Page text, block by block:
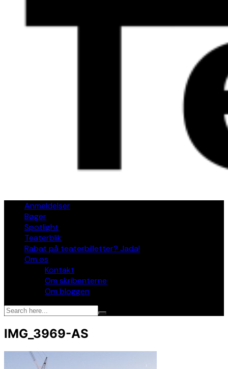
Anmeldelser
Bøger
Spotlight
Teaterblik
Rabat på teaterbilletter? Jada!
Om os
Kontakt
Om skribenterne
Om bloggen
IMG_3969-AS